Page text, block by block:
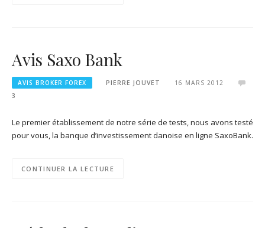
Avis Saxo Bank
AVIS BROKER FOREX PIERRE JOUVET
16 MARS 2012
3
Le premier établissement de notre série de tests, nous avons testé
pour vous, la banque d’investissement danoise en ligne SaxoBank.
CONTINUER LA LECTURE